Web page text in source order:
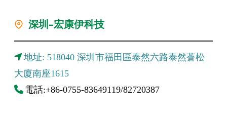
深圳-宏康伊科技
地址: 518040 深圳市福田區泰然六路泰然蒼松
大廈南座1615
電話:+86-0755-83649119/82720387